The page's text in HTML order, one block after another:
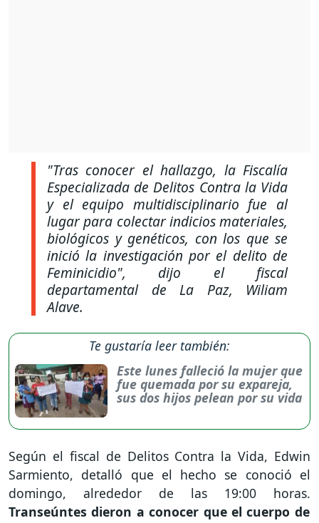
"Tras conocer el hallazgo, la Fiscalía
Especializada de Delitos Contra la Vida
y el equipo multidisciplinario fue al
lugar para colectar indicios materiales,
biológicos y genéticos, con los que se
inició la investigación por el delito de
Feminicidio", dijo el fiscal
departamental de La Paz, Wiliam
Alave.
Te gustaría leer también:
Este lunes falleció la mujer que
fue quemada por su expareja,
sus dos hijos pelean por su vida
Según el fiscal de Delitos Contra la Vida, Edwin
Sarmiento, detalló que el hecho se conoció el
domingo, alrededor de las 19:00 horas.
Transeúntes dieron a conocer que el cuerpo de